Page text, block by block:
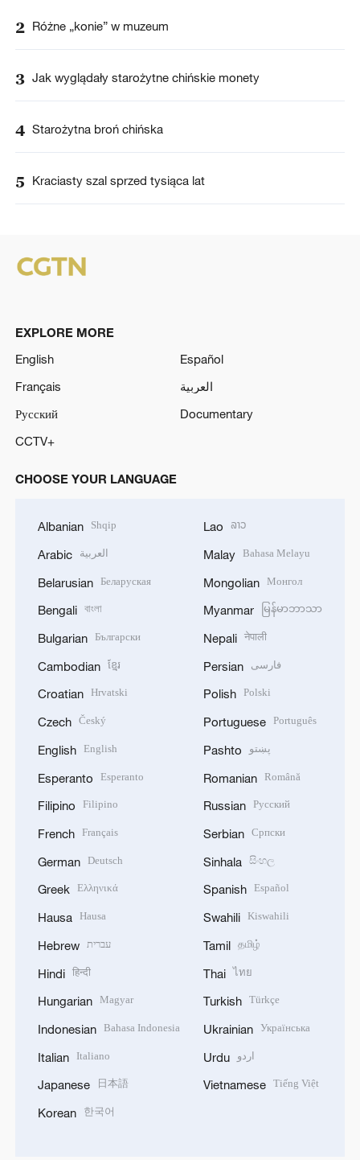
2 Różne „konie” w muzeum
3 Jak wyglądały starożytne chińskie monety
4 Starożytna broń chińska
5 Kraciasty szal sprzed tysiąca lat
EXPLORE MORE
English
Español
Français
العربية
Русский
Documentary
CCTV+
CHOOSE YOUR LANGUAGE
Albanian Shqip
Arabic العربية
Belarusian Беларуская
Bengali বাংলা
Bulgarian Български
Cambodian ខ្មែរ
Croatian Hrvatski
Czech Český
English English
Esperanto Esperanto
Filipino Filipino
French Français
German Deutsch
Greek Ελληνικά
Hausa Hausa
Hebrew עברית
Hindi हिन्दी
Hungarian Magyar
Indonesian Bahasa Indonesia
Italian Italiano
Japanese 日本語
Korean 한국어
Lao ລາວ
Malay Bahasa Melayu
Mongolian Монгол
Myanmar မြန်မာဘာသာ
Nepali नेपाली
Persian فارسی
Polish Polski
Portuguese Português
Pashto پښتو
Romanian Română
Russian Русский
Serbian Српски
Sinhala සිංහල
Spanish Español
Swahili Kiswahili
Tamil தமிழ்
Thai ไทย
Turkish Türkçe
Ukrainian Українська
Urdu اردو
Vietnamese Tiếng Việt